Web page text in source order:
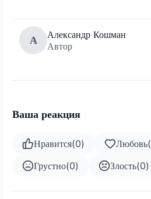
А
Александр Кошман
Автор
Ваша реакция
Нравится(0) Любовь(
Грустно(0) Злость(0)